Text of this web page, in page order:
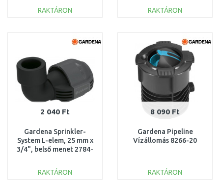
RAKTÁRON
Összehasonlítás
RAKTÁRON
Összehasonlítás
2 040 Ft
Gardena Sprinkler-
System L-elem, 25 mm x
3/4", belső menet 2784-
RAKTÁRON
8 090 Ft
Gardena Pipeline
Vízállomás 8266-20
RAKTÁRON